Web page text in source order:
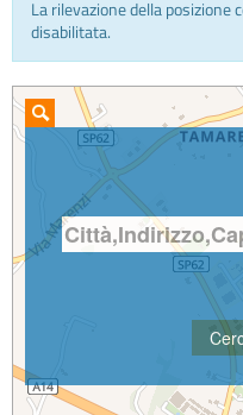
INFO E MEDIA
IN VIAGGIO
La rilevazione della
disabilitata.